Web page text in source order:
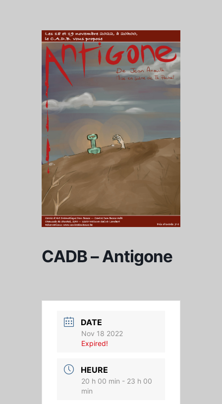
CADB – Antigone
DATE
Nov 18 2022
Expired!
HEURE
20 h 00 min - 23 h 00
min